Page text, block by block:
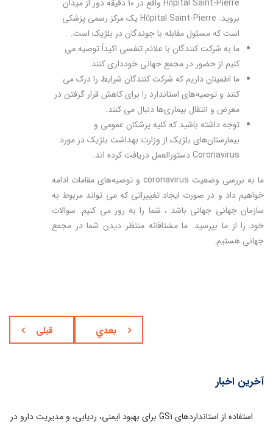
Hôpital Saint-Pierre واقع در 10 دقیقه دور از میدان
بروید. Hôpital Saint-Pierre یک مرکز رسمی پزشکی
است که مسئول مقابله با جوندگان در بلژیک است.
ما به شرکت کنندگان با علائم تنفسی اکیداً توصیه می
کنیم از حضور در مجمع جهانی خودداری کنند.
ما اطمینان داریم که شرکت کنندگان شرایط را درک می
کنند و توصیه‌های استاندارد را برای کاهش قرار گرفتن در
معرض و انتقال بیماری‌ها دنبال می کنند.
توجه داشته باشید که کلیه پزشکان عمومی و
بیمارستان‌های بلژیک از وزارت بهداشت بلژیک در مورد
Coronavirus دستورالعمل دریافت کرده اند.
ما به بررسی وضعیت coronavirus و توصیه‌های مقامات ادامه
خواهیم داد و در صورت ایجاد تغییراتی که می تواند مربوط به
سازمان جهانی جهانی باشد ، شما را به روز می کنیم. سوالات
خود را از ما بپرسید. ما مشتاقانه منتظر دیدن شما در مجمع
جهانی هستیم.
قبلی بعدي
آخرین اخبار
استفاده از استانداردهای GS1 برای بهبود ایمنی، ردیابی، و مدیریت دارو در